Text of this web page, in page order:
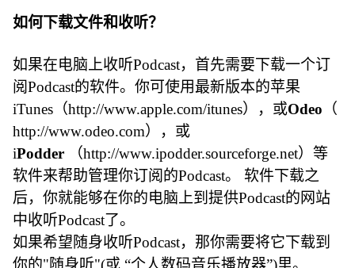
如何下载文件和收听？
如果在电脑上收听Podcast，首先需要下载一个订
阅Podcast的软件。你可使用最新版本的苹果
iTunes（http://www.apple.com/itunes），或Odeo （
http://www.odeo.com），或
iPodder （http://www.ipodder.sourceforge.net）等
软件来帮助管理你订阅的Podcast。 软件下载之
后，你就能够在你的电脑上到提供Podcast的网站
中收听Podcast了。
如果希望随身收听Podcast，那你需要将它下载到
你的"随身听"(或 “个人数码音乐播放器”)里。